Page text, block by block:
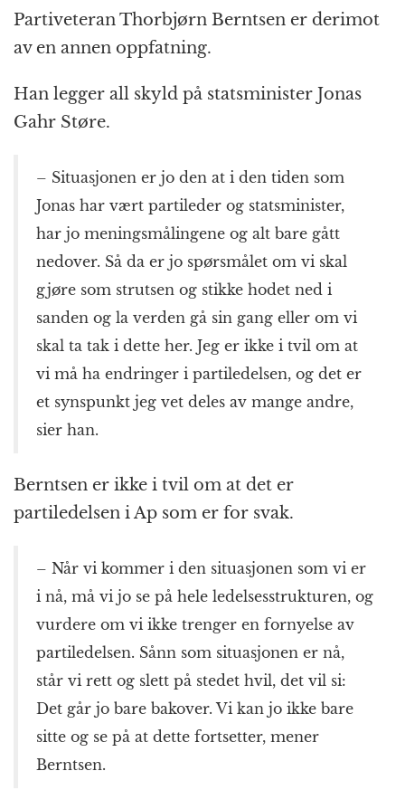
Partiveteran Thorbjørn Berntsen er derimot
av en annen oppfatning.
Han legger all skyld på statsminister Jonas
Gahr Støre.
– Situasjonen er jo den at i den tiden som
Jonas har vært partileder og statsminister,
har jo meningsmålingene og alt bare gått
nedover. Så da er jo spørsmålet om vi skal
gjøre som strutsen og stikke hodet ned i
sanden og la verden gå sin gang eller om vi
skal ta tak i dette her. Jeg er ikke i tvil om at
vi må ha endringer i partiledelsen, og det er
et synspunkt jeg vet deles av mange andre,
sier han.
Berntsen er ikke i tvil om at det er
partiledelsen i Ap som er for svak.
– Når vi kommer i den situasjonen som vi er
i nå, må vi jo se på hele ledelsesstrukturen, og
vurdere om vi ikke trenger en fornyelse av
partiledelsen. Sånn som situasjonen er nå,
står vi rett og slett på stedet hvil, det vil si:
Det går jo bare bakover. Vi kan jo ikke bare
sitte og se på at dette fortsetter, mener
Berntsen.